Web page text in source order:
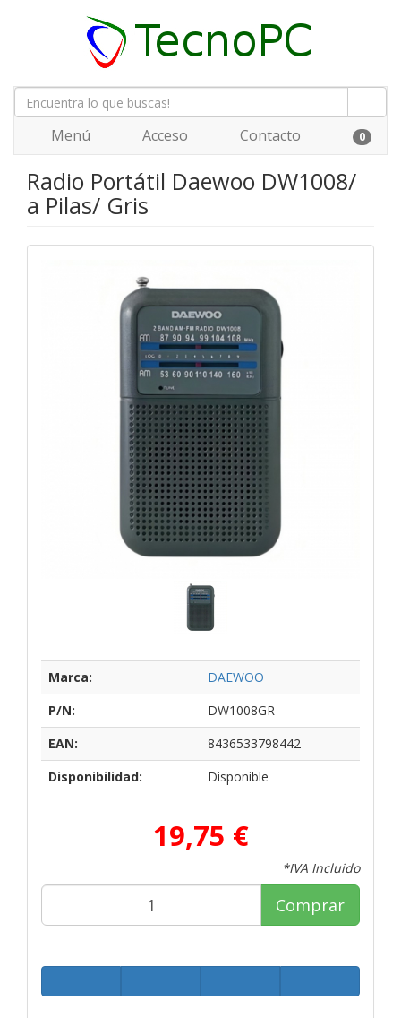
Menú Acceso Contacto 0
Radio Portátil Daewoo DW1008/
a Pilas/ Gris
Marca:
DAEWOO
P/N:
DW1008GR
EAN:
8436533798442
Disponibilidad:
Disponible
19,75 €
*IVA Incluido
Comprar